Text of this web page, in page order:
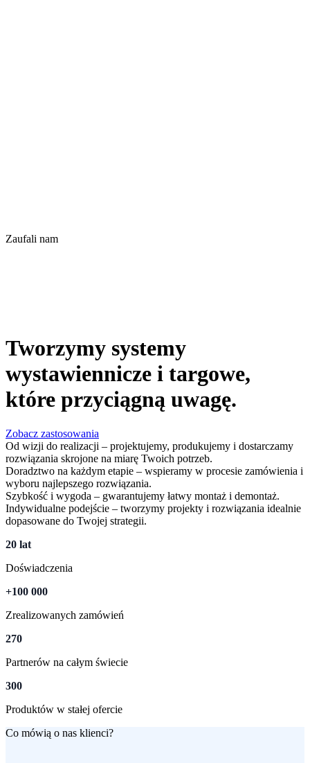
Zaufali nam
Tworzymy systemy
wystawiennicze i targowe,
które przyciągną uwagę.
Zobacz zastosowania
Od wizji do realizacji – projektujemy, produkujemy i dostarczamy
rozwiązania skrojone na miarę Twoich potrzeb.
Doradztwo na każdym etapie – wspieramy w procesie zamówienia i
wyboru najlepszego rozwiązania.
Szybkość i wygoda – gwarantujemy łatwy montaż i demontaż.
Indywidualne podejście – tworzymy projekty i rozwiązania idealnie
dopasowane do Twojej strategii.
20 lat
Doświadczenia
+100 000
Zrealizowanych zamówień
270
Partnerów na całym świecie
300
Produktów w stałej ofercie
Co mówią o nas klienci?